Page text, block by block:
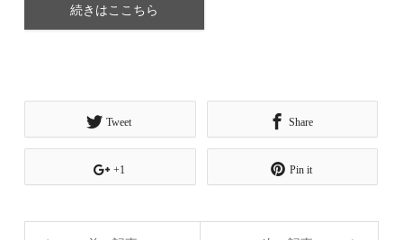
続きはここちら
Tweet Share
+1 Pin it